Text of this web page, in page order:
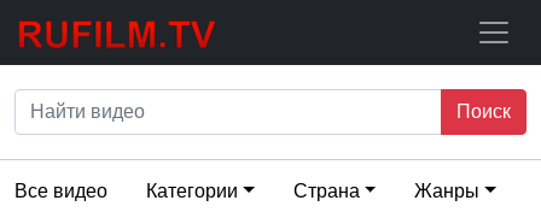
Поиск
Все видео Категории Страна Жанры